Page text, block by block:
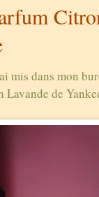
mis dans mon
de